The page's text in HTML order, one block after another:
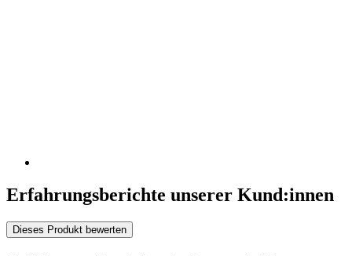
Erfahrungsberichte unserer Kund:innen
Dieses Produkt bewerten